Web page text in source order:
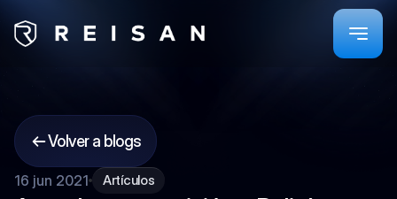
Volver a blogs
16 jun 2021 Artículos